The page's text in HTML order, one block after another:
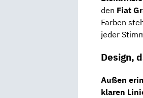
den Fiat
Farben
jeder
Design,
Außen
klaren